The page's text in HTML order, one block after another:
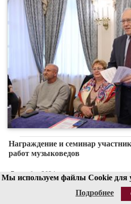
Награждение и семинар
работ музыковедов
7 октября 2024 г.
Мы используем файлы Cookie для
Подробнее